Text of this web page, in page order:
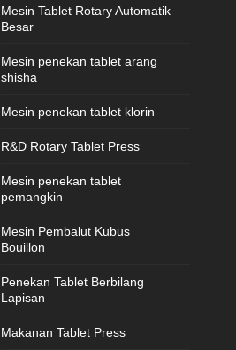
Mesin Tablet Rotary Automatik
Besar
Mesin penekan tablet arang
shisha
Mesin penekan tablet klorin
R&D Rotary Tablet Press
Mesin penekan tablet
pemangkin
Mesin Pembalut Kubus
Bouillon
Penekan Tablet Berbilang
Lapisan
Makanan Tablet Press